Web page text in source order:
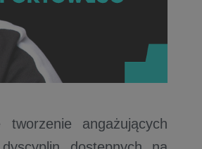
angażujących